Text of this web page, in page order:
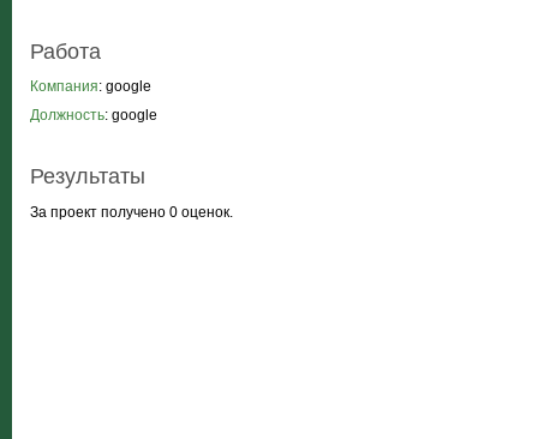
Работа
Компания: google
Должность: google
Результаты
За проект получено 0 оценок.